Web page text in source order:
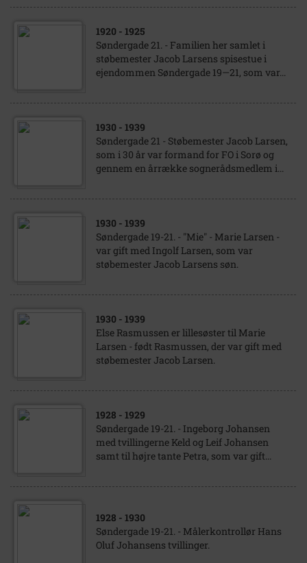
1920 - 1925
Søndergade 21. - Familien her samlet i
støbemester Jacob Larsens spisestue i
ejendommen Søndergade 19—21, som var...
1930 - 1939
Søndergade 21 - Støbemester Jacob Larsen,
som i 30 år var formand for FO i Sorø og
gennem en årrække sognerådsmedlem i...
1930 - 1939
Søndergade 19-21. - "Mie" - Marie Larsen -
var gift med Ingolf Larsen, som var
støbemester Jacob Larsens søn.
1930 - 1939
Else Rasmussen er lillesøster til Marie
Larsen - født Rasmussen, der var gift med
støbemester Jacob Larsen.
1928 - 1929
Søndergade 19-21. - Ingeborg Johansen
med tvillingerne Keld og Leif Johansen
samt til højre tante Petra, som var gift...
1928 - 1930
Søndergade 19-21. - Målerkontrollør Hans
Oluf Johansens tvillinger.